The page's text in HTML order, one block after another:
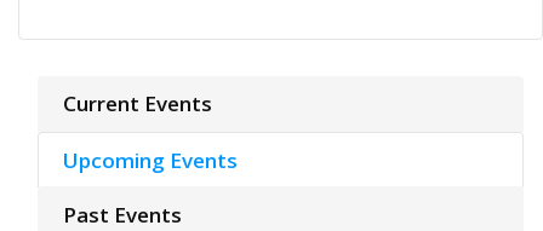
Current Events
Upcoming Events
Past Events